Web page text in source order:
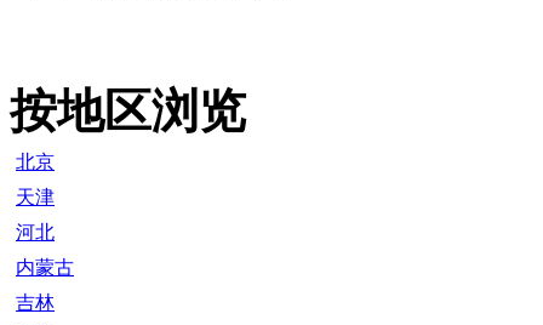
按地区浏览
北京
天津
河北
内蒙古
吉林